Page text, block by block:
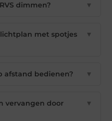
dimmen? ▼
met spotjes
▼
afstand bedienen? ▼
vervangen door
▼